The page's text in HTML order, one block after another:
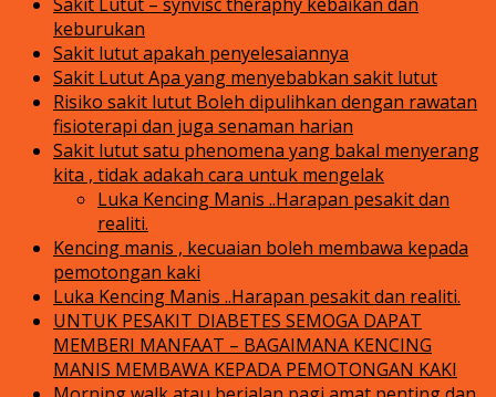
keburukan
Sakit lutut apakah penyelesaiannya
Sakit Lutut Apa yang menyebabkan sakit lutut
Risiko sakit lutut Boleh dipulihkan dengan rawatan
fisioterapi dan juga senaman harian
Sakit lutut satu phenomena yang bakal menyerang
kita , tidak adakah cara untuk mengelak
Luka Kencing Manis ..Harapan pesakit dan
realiti.
Kencing manis , kecuaian boleh membawa kepada
pemotongan kaki
Luka Kencing Manis ..Harapan pesakit dan realiti.
UNTUK PESAKIT DIABETES SEMOGA DAPAT
MEMBERI MANFAAT – BAGAIMANA KENCING
MANIS MEMBAWA KEPADA PEMOTONGAN KAKI